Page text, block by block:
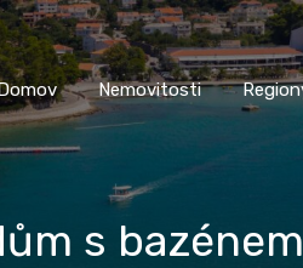
Domov Nemovitosti
Nemovitosti
s bazénem